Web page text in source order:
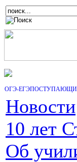
ОГЭ-ЕГЭ
Новости
10 лет
Об